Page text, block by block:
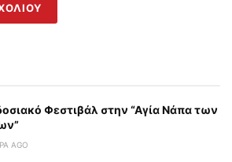
Φεστιβάλ στην “Αγία Νάπα των
AGO